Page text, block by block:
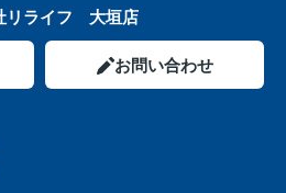
リライフ 大垣店
お問い合わせ